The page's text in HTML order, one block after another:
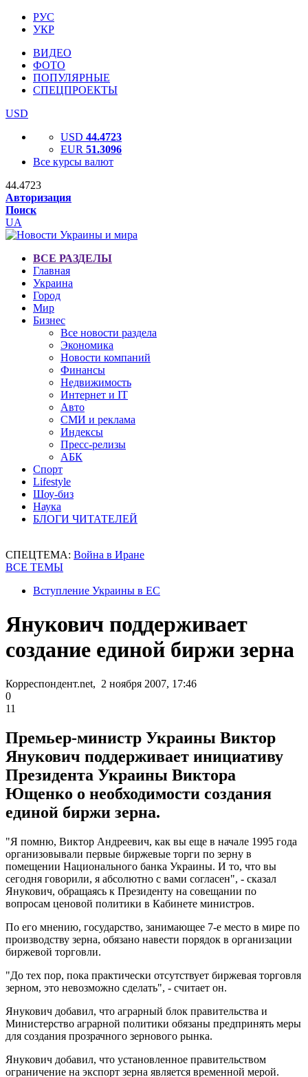
РУС
УКР
ВИДЕО
ФОТО
ПОПУЛЯРНЫЕ
СПЕЦПРОЕКТЫ
USD
USD 44.4723
EUR 51.3096
Все курсы валют
44.4723
Авторизация
Поиск
UA
ВСЕ РАЗДЕЛЫ
Главная
Украина
Город
Мир
Бизнес
Все новости раздела
Экономика
Новости компаний
Финансы
Недвижимость
Интернет и IT
Авто
СМИ и реклама
Индексы
Пресс-релизы
АБК
Спорт
Lifestyle
Шоу-биз
Наука
БЛОГИ ЧИТАТЕЛЕЙ
СПЕЦТЕМА: Война в Иране
ВСЕ ТЕМЫ
Вступление Украины в ЕС
Янукович поддерживает
создание единой биржи зерна
Корреспондент.net, 2 ноября 2007, 17:46
0
11
Премьер-министр Украины Виктор
Янукович поддерживает инициативу
Президента Украины Виктора
Ющенко о необходимости создания
единой биржи зерна.
"Я помню, Виктор Андреевич, как вы еще в начале 1995 года
организовывали первые биржевые торги по зерну в
помещении Национального банка Украины. И то, что вы
сегодня говорили, я абсолютно с вами согласен", - сказал
Янукович, обращаясь к Президенту на совещании по
вопросам ценовой политики в Кабинете министров.
По его мнению, государство, занимающее 7-е место в мире по
производству зерна, обязано навести порядок в организации
биржевой торговли.
"До тех пор, пока практически отсутствует биржевая торговля
зерном, это невозможно сделать", - считает он.
Янукович добавил, что аграрный блок правительства и
Министерство аграрной политики обязаны предпринять меры
для создания прозрачного зернового рынка.
Янукович добавил, что установленное правительством
ограничение на экспорт зерна является временной мерой.